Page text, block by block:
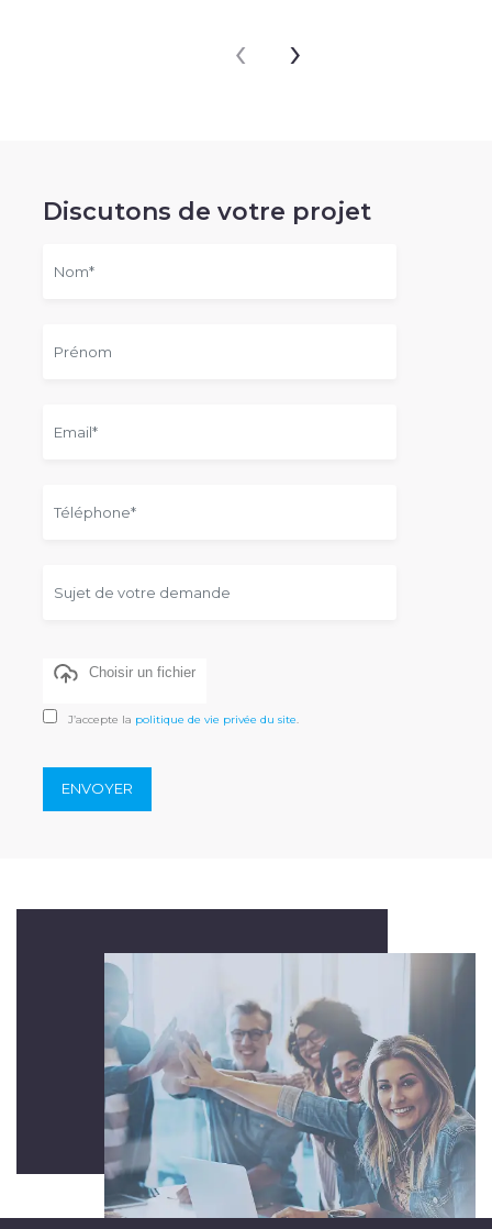
‹ ›
Discutons de votre projet
Choisir un fichier
J’accepte la politique de vie privée du site.